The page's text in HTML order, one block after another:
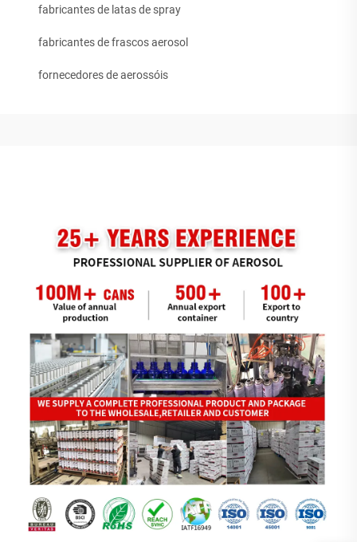
fabricantes de latas de spray
fabricantes de frascos aerosol
fornecedores de aerossóis